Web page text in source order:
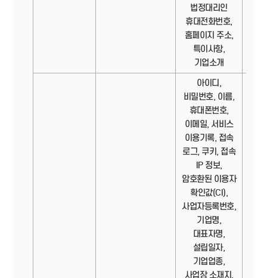
법정대리인
휴대전화번호,
홈페이지 주소,
특이사항,
기업소개
아이디,
비밀번호, 이름,
휴대폰번호,
이메일, 서비스
이용기록, 접속
로그, 쿠키, 접속
IP 정보,
암호환된 이용자
확인값(CI),
사업자등록번호,
기업명,
대표자명,
설립일자,
기업업종,
사업장 소재지,